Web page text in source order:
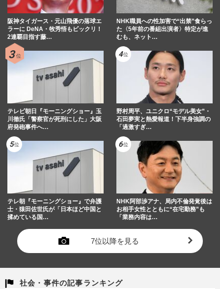
阪神タイガース・元山飛優の落球エ
ラーに DeNA・牧秀悟もビックリ！
2連覇目指す藤…
NHK職員への性加害で“出禁”食らっ
た〈5年前の番組出演者〉特定が進
むも、ネット…
テレビ朝日『モーニングショー』玉
川徹氏「警察官が死刑にした」大阪
府発砲事件へ…
野村周平、ユニクロ“モデル美女”・
石田夢実と熱愛報道！下半身強調の
「過激すぎ…
テレ朝『モーニングショー』で弁護
士・猿田佐世氏が「日本ほど中国と
揉めている国…
NHK阿部渉アナ、局内不倫発覚後は
お相手女性とともに“在宅勤務”も
「業務内容は…
7位以降を見る
社会・事件の記事ランキング